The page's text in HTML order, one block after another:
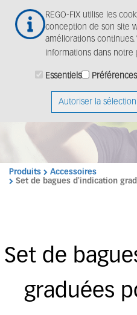
REGO-FIX utilise les
conception de son site
améliorations
informations dans notre
Essentiels Préférences
Autoriser la sélection
contenu
Produits
Accessoires
Set de bagues d'indication
Set de
graduées